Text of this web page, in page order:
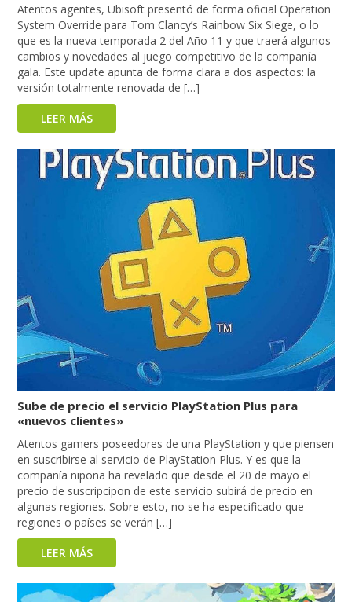
Atentos agentes, Ubisoft presentó de forma oficial Operation
System Override para Tom Clancy’s Rainbow Six Siege, o lo
que es la nueva temporada 2 del Año 11 y que traerá algunos
cambios y novedades al juego competitivo de la compañía
gala. Este update apunta de forma clara a dos aspectos: la
versión totalmente renovada de […]
LEER MÁS
Sube de precio el servicio PlayStation Plus para
«nuevos clientes»
Atentos gamers poseedores de una PlayStation y que piensen
en suscribirse al servicio de PlayStation Plus. Y es que la
compañía nipona ha revelado que desde el 20 de mayo el
precio de suscripcipon de este servicio subirá de precio en
algunas regiones. Sobre esto, no se ha especificado que
regiones o países se verán […]
LEER MÁS